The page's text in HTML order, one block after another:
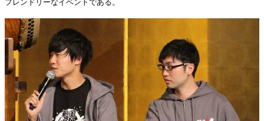
フレンドリーなイベントである。